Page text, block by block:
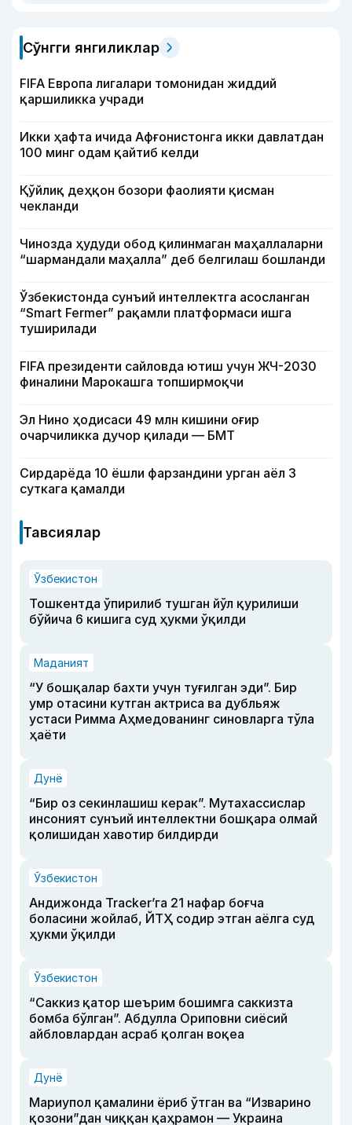
Сўнгги янгиликлар
FIFA Европа лигалари томонидан жиддий
қаршиликка учради
Икки ҳафта ичида Афғонистонга икки давлатдан
100 минг одам қайтиб келди
Қўйлиқ деҳқон бозори фаолияти қисман
чекланди
Чинозда ҳудуди обод қилинмаган маҳаллаларни
“шармандали маҳалла” деб белгилаш бошланди
Ўзбекистонда сунъий интеллектга асосланган
“Smart Fermer” рақамли платформаси ишга
туширилади
FIFA президенти сайловда ютиш учун ЖЧ-2030
финалини Марокашга топширмоқчи
Эл Нино ҳодисаси 49 млн кишини оғир
очарчиликка дучор қилади — БМТ
Сирдарёда 10 ёшли фарзандини урган аёл 3
суткага қамалди
Тавсиялар
Ўзбекистон
Тошкентда ўпирилиб тушган йўл қурилиши
бўйича 6 кишига суд ҳукми ўқилди
Маданият
“У бошқалар бахти учун туғилган эди”. Бир
умр отасини кутган актриса ва дубльяж
устаси Римма Аҳмедованинг синовларга тўла
ҳаёти
Дунё
“Бир оз секинлашиш керак”. Мутахассислар
инсоният сунъий интеллектни бошқара олмай
қолишидан хавотир билдирди
Ўзбекистон
Андижонда Tracker’га 21 нафар боғча
боласини жойлаб, ЙТҲ содир этган аёлга суд
ҳукми ўқилди
Ўзбекистон
“Саккиз қатор шеърим бошимга саккизта
бомба бўлган”. Абдулла Ориповни сиёсий
айбловлардан асраб қолган воқеа
Дунё
Мариупол қамалини ёриб ўтган ва “Изварино
қозони”дан чиққан қаҳрамон — Украина